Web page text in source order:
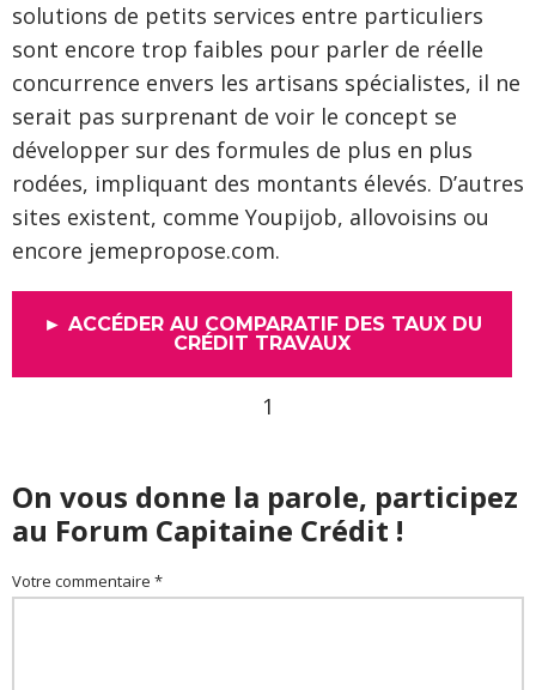
solutions de petits services entre particuliers
sont encore trop faibles pour parler de réelle
concurrence envers les artisans spécialistes, il ne
serait pas surprenant de voir le concept se
développer sur des formules de plus en plus
rodées, impliquant des montants élevés. D’autres
sites existent, comme Youpijob, allovoisins ou
encore jemepropose.com.
► ACCÉDER AU COMPARATIF DES TAUX DU
CRÉDIT TRAVAUX
1
On vous donne la parole, participez
au Forum Capitaine Crédit !
Votre commentaire *